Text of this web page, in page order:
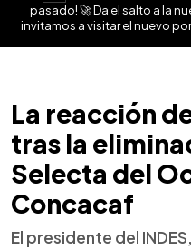
pasado! 🚀 Da el salto a la
invitamos a visitar el nuevo
La reacción
tras la
Selecta del
Concacaf
El presidente del